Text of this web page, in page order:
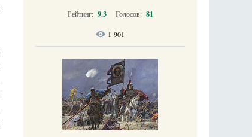
Рейтинг: 9.3 Голосов: 81
1 901